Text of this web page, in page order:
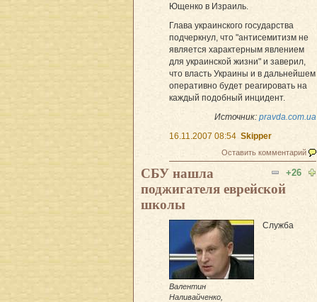
Ющенко в Израиль.
Глава украинского государства
подчеркнул, что "антисемитизм не
является характерным явлением
для украинской жизни" и заверил,
что власть Украины и в дальнейшем
оперативно будет реагировать на
каждый подобный инцидент.
Источник: pravda.com.ua
16.11.2007 08:54 Skipper
Оставить комментарий
+26
СБУ нашла
поджигателя еврейской
школы
Валентин
Наливайченко,
Служба